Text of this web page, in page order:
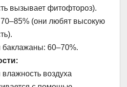
вызывает фитофтороз).
(они любят высокую
60–70%.
воздуха